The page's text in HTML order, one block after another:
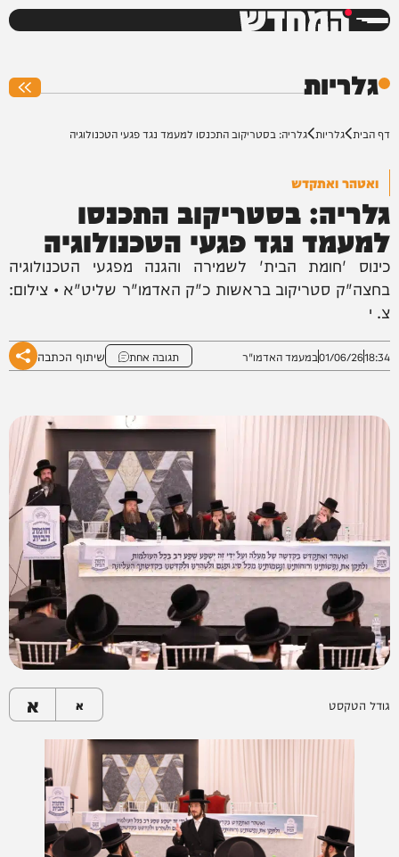
המחדש
גלריות
דף הבית גלריות גלריה: בסטריקוב התכנסו למעמד נגד פגעי הטכנולוגיה
ואטהר ואתקדש
גלריה: בסטריקוב התכנסו
למעמד נגד פגעי הטכנולוגיה
כינוס 'חומת הבית' לשמירה והגנה מפגעי הטכנולוגיה
בחצה"ק סטריקוב בראשות כ"ק האדמו"ר שליט"א • צילום:
צ. י
18:34
01/06/26במעמד האדמו"ר תגובה אחת שיתוף הכתבה
גודל הטקסט א א